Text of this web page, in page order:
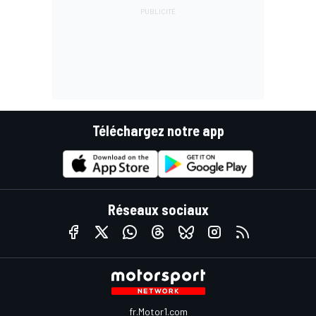
Téléchargez notre app
Réseaux sociaux
fr.Motor1.com